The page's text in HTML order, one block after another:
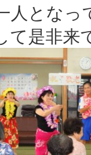
人となっ
て是非